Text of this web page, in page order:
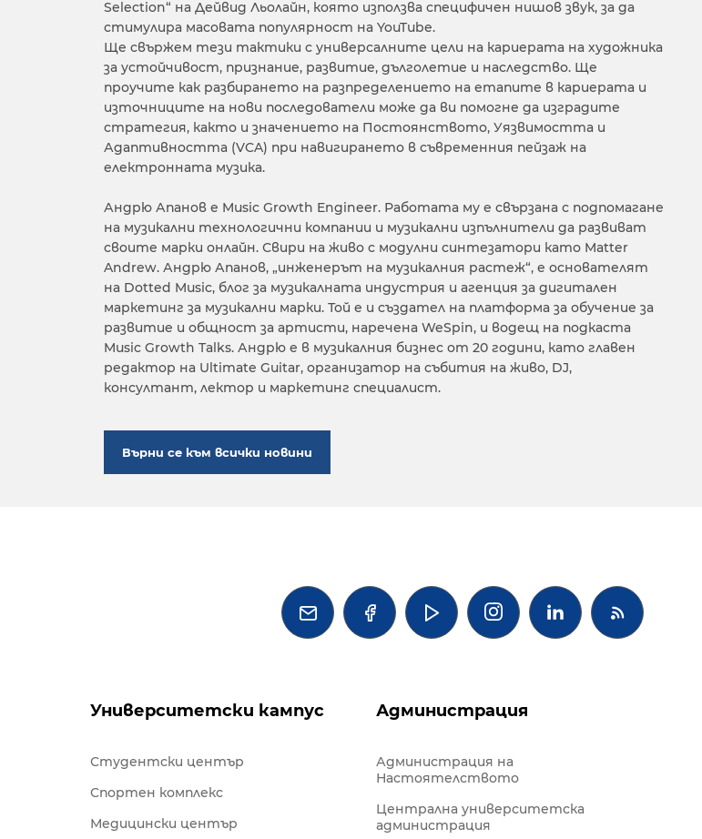
Selection“ на Дейвид Льолайн, която използва специфичен нишов звук, за да
стимулира масовата популярност на YouTube.
Ще свържем тези тактики с универсалните цели на кариерата на художника
за устойчивост, признание, развитие, дълголетие и наследство. Ще
проучите как разбирането на разпределението на етапите в кариерата и
източниците на нови последователи може да ви помогне да изградите
стратегия, както и значението на Постоянството, Уязвимостта и
Адаптивността (VCA) при навигирането в съвременния пейзаж на
електронната музика.
Андрю Апанов е Music Growth Engineer. Работата му е свързана с подпомагане
на музикални технологични компании и музикални изпълнители да развиват
своите марки онлайн. Свири на живо с модулни синтезатори като Matter
Andrew. Андрю Апанов, „инженерът на музикалния растеж“, е основателят
на Dotted Music, блог за музикалната индустрия и агенция за дигитален
маркетинг за музикални марки. Той е и създател на платформа за обучение за
развитие и общност за артисти, наречена WeSpin, и водещ на подкаста
Music Growth Talks. Андрю е в музикалния бизнес от 20 години, като главен
редактор на Ultimate Guitar, организатор на събития на живо, DJ,
консултант, лектор и маркетинг специалист.
Върни се към всички новини
   
Университетски кампус Администрация
Студентски център
Спортен комплекс
Медицински център
Администрация на
Настоятелството
Централна университетска
администрация